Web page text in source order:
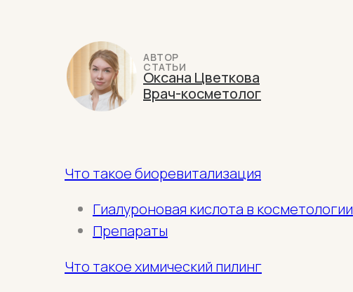
Оксана Цветкова
Врач-косметолог
АВТОР
СТАТЬИ
Что такое биоревитализация
Гиалуроновая кислота в косметологии
Препараты
Что такое химический пилинг